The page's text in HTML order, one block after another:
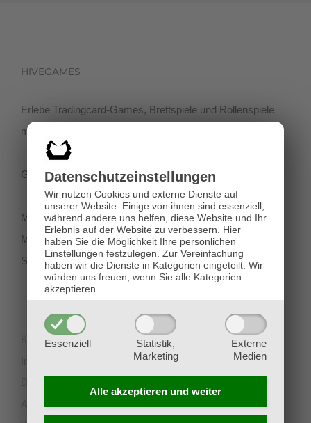
Datenschutz­einstellungen
Wir nutzen Cookies und externe Dienste auf
unserer Website. Einige von ihnen sind essenziell,
während andere uns helfen, diese Website und Ihr
Erlebnis auf der Website zu verbessern. Hier
haben Sie die Möglichkeit Ihre persönlichen
Einstellungen festzulegen. Zur Vereinfachung
haben wir die Dienste in Kategorien eingeteilt. Wir
würden uns freuen, wenn Sie alle Kategorien
akzeptieren.
Essenziell
Statistik,
Marketing
Externe
Medien
Alle akzeptieren und weiter
HIVEGAMES
Erlebe Tradingcard-Games, Brettspiele und Rollenspiele
mit einer netten Community in der Klagenfurter Innenstadt!
Getreidegasse 3, 9020 Klagenfurt
Montag-Dienstag 11:00 - 18:00
Mittwoch-Freitag 11:00-19:00
Samstag 12:00 - 18:00
Kontakt